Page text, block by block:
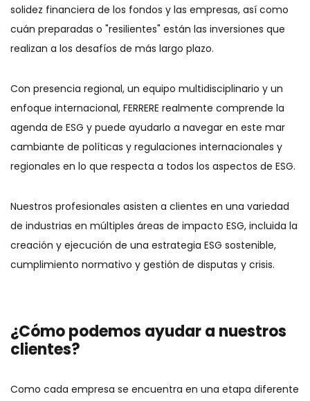
solidez financiera de los fondos y las empresas, así como
cuán preparadas o "resilientes" están las inversiones que
realizan a los desafíos de más largo plazo.
Con presencia regional, un equipo multidisciplinario y un
enfoque internacional, FERRERE realmente comprende la
agenda de ESG y puede ayudarlo a navegar en este mar
cambiante de políticas y regulaciones internacionales y
regionales en lo que respecta a todos los aspectos de ESG.
Nuestros profesionales asisten a clientes en una variedad
de industrias en múltiples áreas de impacto ESG, incluida la
creación y ejecución de una estrategia ESG sostenible,
cumplimiento normativo y gestión de disputas y crisis.
¿Cómo podemos ayudar a nuestros
clientes?
Como cada empresa se encuentra en una etapa diferente